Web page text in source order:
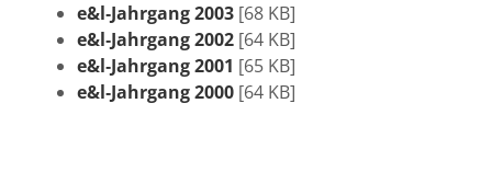
e&l‑Jahrgang 2003 [68 KB]
e&l‑Jahrgang 2002 [64 KB]
e&l‑Jahrgang 2001 [65 KB]
e&l‑Jahrgang 2000 [64 KB]